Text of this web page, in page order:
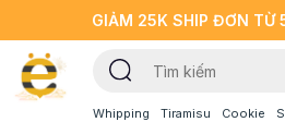
GIẢM 25K SHIP ĐƠN TỪ
Whipping Tiramisu Cookie